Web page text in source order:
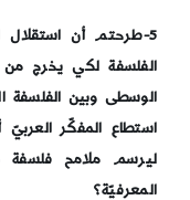
5-طرحتم أن استقلال
الفلسفة لكي يخرج من
الوسطى وبين الفلسفة
استطاع المفكّر
ليرسم ملامح فلسفة
المعرفيّة؟